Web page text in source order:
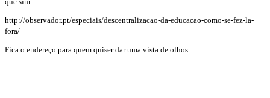
http://observador.pt/especiais/descentralizacao-da-educacao-como-se-fez-la-
fora/
Fica o endereço para quem quiser dar uma vista de olhos…